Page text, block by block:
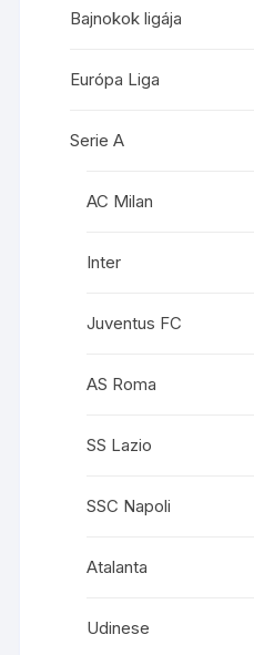
Bajnokok ligája
Európa Liga
Serie A
AC Milan
Inter
Juventus FC
AS Roma
SS Lazio
SSC Napoli
Atalanta
Udinese